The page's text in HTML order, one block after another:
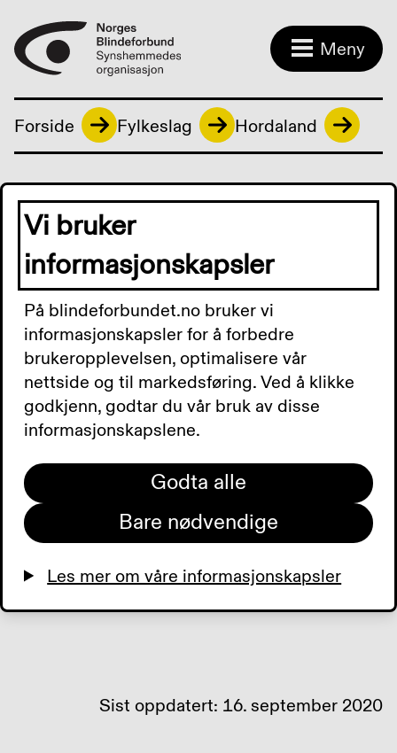
Meny
Forside Fylkeslag Hordaland
SeBra
tema og ting som opptar oss.
Møtene har vi hjemme hos hverandre.
Møtevert-oppgaven går på omgang.
Kontaktpersoner:
Klara Hellesøy tlf. 55 08 52 20 mobil 411
94 938 epost:
klarahellesoy@live.no
Nina Sevaldsen mobil 472 40 400
Sist oppdatert: 16. september 2020
Vi bruker
informasjonskapsler
På blindeforbundet.no bruker vi
informasjonskapsler for å forbedre
brukeropplevelsen, optimalisere vår
nettside og til markedsføring. Ved å klikke
godkjenn, godtar du vår bruk av disse
informasjonskapslene.
Godta alle
Bare nødvendige
Les mer om våre informasjonskapsler